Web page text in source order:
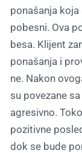
ponašanja
pobesni. Ova
besa. Klijent
ponašanja i
ne. Nakon
su povezane
agresivno.
pozitivne
dok se bude